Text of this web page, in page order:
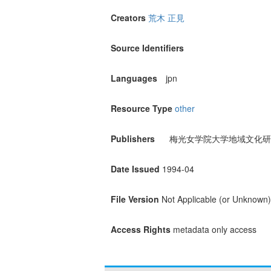
Creators 荒木 正見
Source Identifiers
Languages jpn
Resource Type other
Publishers 梅光女学院大学地域文化
Date Issued 1994-04
File Version Not Applicable (or Unknown)
Access Rights metadata only access